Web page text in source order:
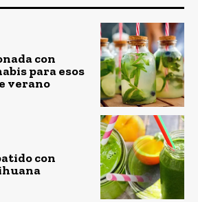
con
para esos
verano
con